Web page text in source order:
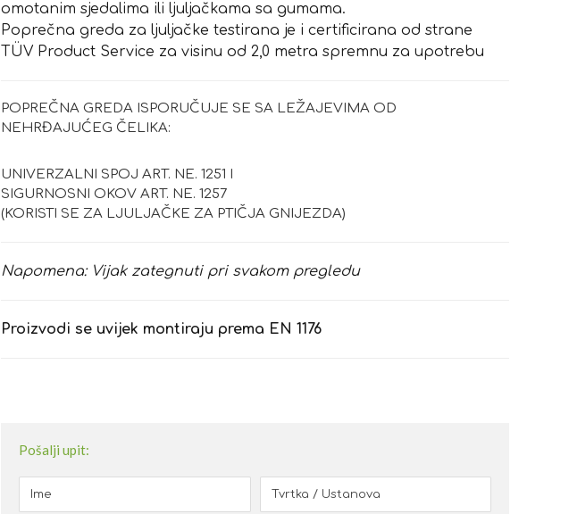
omotanim sjedalima ili ljuljačkama sa gumama.
Poprečna greda za ljuljačke testirana je i certificirana od strane
TÜV Product Service za visinu od 2,0 metra spremnu za upotrebu
POPREČNA GREDA ISPORUČUJE SE SA LEŽAJEVIMA OD
NEHRĐAJUĆEG ČELIKA:
UNIVERZALNI SPOJ ART. NE. 1251 I
SIGURNOSNI OKOV ART. NE. 1257
(KORISTI SE ZA LJULJAČKE ZA PTIČJA GNIJEZDA)
Napomena: Vijak zategnuti pri svakom pregledu
Proizvodi se uvijek montiraju prema EN 1176
Pošalji upit: